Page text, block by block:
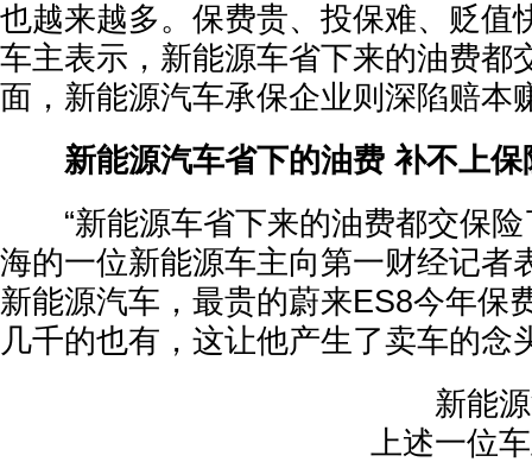
也越来越多。保费贵、投保难、贬值
车主表示，新能源车省下来的油费都
面，新能源汽车承保企业则深陷赔本
新能源汽车省下的油费 补不上
“新能源车省下来的油费都交保险
海的一位新能源车主向第一财经记者
新能源汽车，最贵的蔚来ES8今年保
几千的也有，这让他产生了卖车的念
新能源
上述一位